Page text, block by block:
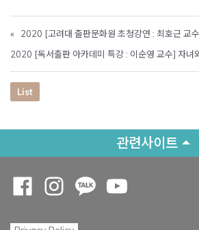
«
List
관련사이트
Opens a new window
Opens a new window
Opens a new window